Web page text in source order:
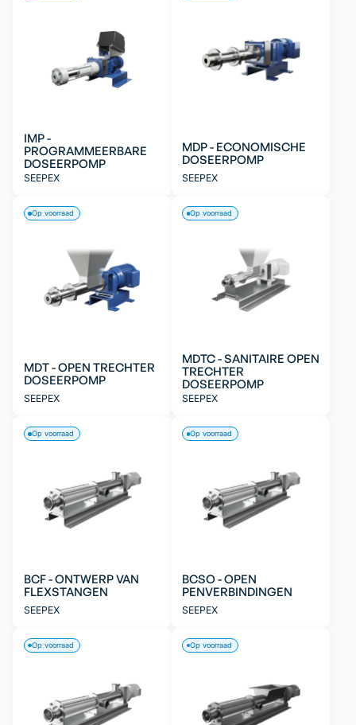
IMP -
PROGRAMMEERBARE
DOSEERPOMP
SEEPEX
MDP - ECONOMISCHE
DOSEERPOMP
SEEPEX
MDT - OPEN TRECHTER
DOSEERPOMP
SEEPEX
Op voorraad
MDTC - SANITAIRE OPEN
TRECHTER
DOSEERPOMP
SEEPEX
Op voorraad
BCF - ONTWERP VAN
FLEXSTANGEN
SEEPEX
Op voorraad
BCSO - OPEN
PENVERBINDINGEN
SEEPEX
Op voorraad
Op voorraad Op voorraad